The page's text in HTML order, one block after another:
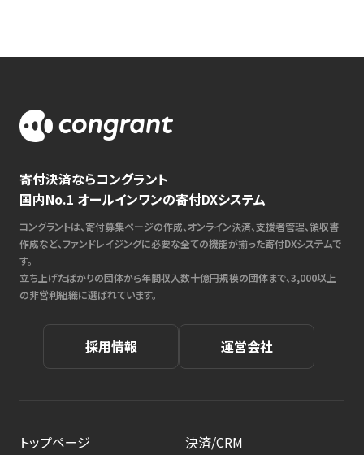
寄付決済ならコングラント
国内No.1 オールインワンの寄付DXシステム
コングラントは、寄付募集ページの作成、オンライン決済、支援者管理、領収書
作成など、ファンドレイジングに必要な全ての機能が揃った寄付DXシステムで
す。
立ち上げたばかりの団体から年間収入数十億円規模の団体まで、3,000以上
の非営利組織に選ばれています。
採用情報 運営会社
トップページ
決済/CRM